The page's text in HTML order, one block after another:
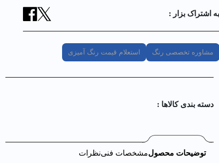
به اشتراک بزار :
مشاوره تخصصی رنگ استعلام قیمت رنگ آمیزی
دسته بندی کالا‌ها :
توضیحات محصولمشخصات فنینظرات